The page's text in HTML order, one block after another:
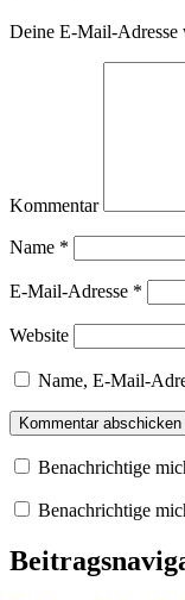
Deine E-Mail-
Kommentar
Name *
E-Mail-Adresse *
Website
Name, E-Mail-
Benachrichtige
Benachrichtige